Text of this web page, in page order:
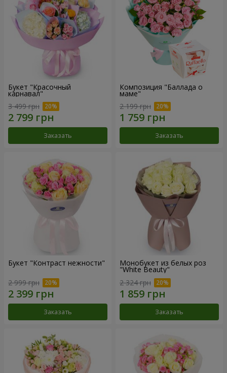
Букет "Красочный
карнавал"
3 499 грн
Заказать
Композиция "Баллада о
маме"
2 199 грн
Заказать
Букет "Контраст нежности"
2 999 грн
Заказать
Монобукет из белых роз
"White Beauty"
2 324 грн
Заказать